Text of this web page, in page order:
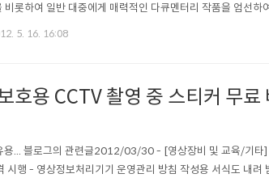
롯하여 일반 대중에게 매력적인 다큐멘터리 작품을 엄선하
해 초부터는 매월 하루를 경기도청 다큐 상영의 날로 지정,
5. 16. 16:08
호용 CCTV 촬영 중 스티커 무료
용... 블로그의 관련글2012/03/30 - [영상장비 및 교육/기
시행 - 영상정보처리기기 운영관리 방침 작성용 서식도 내려